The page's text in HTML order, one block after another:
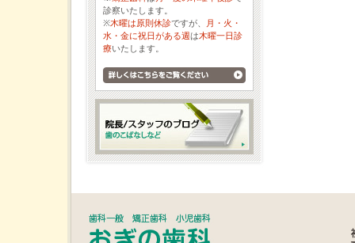
診察いたします。
※木曜は原則休診ですが、
月・火・
水・金に祝日がある週は木曜一日診
療いたします。